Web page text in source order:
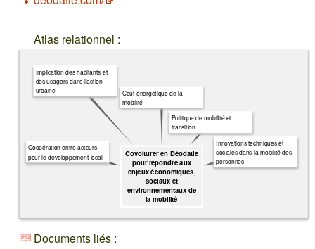
Atlas relationnel :
Covoiturer en Déodatie
pour répondre aux
enjeux économiques,
sociaux et
environnementaux de
la mobilité
Innovations techniques et
sociales dans la mobilité des
personnes
Politique de mobilité et
transition
Coût énergétique de la
mobilité
Implication des habitants et
des usagers dans l'action
urbaine
Coopération entre acteurs
pour le développement local
Documents liés :